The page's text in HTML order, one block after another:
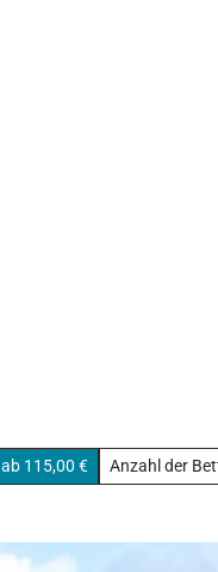
ab 115,00 € Anzahl der